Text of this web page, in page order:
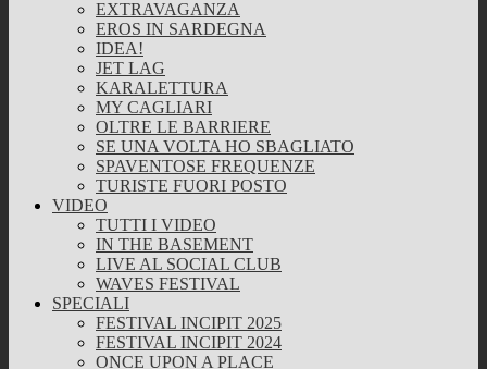
EXTRAVAGANZA
EROS IN SARDEGNA
IDEA!
JET LAG
KARALETTURA
MY CAGLIARI
OLTRE LE BARRIERE
SE UNA VOLTA HO SBAGLIATO
SPAVENTOSE FREQUENZE
TURISTE FUORI POSTO
VIDEO
TUTTI I VIDEO
IN THE BASEMENT
LIVE AL SOCIAL CLUB
WAVES FESTIVAL
SPECIALI
FESTIVAL INCIPIT 2025
FESTIVAL INCIPIT 2024
ONCE UPON A PLACE